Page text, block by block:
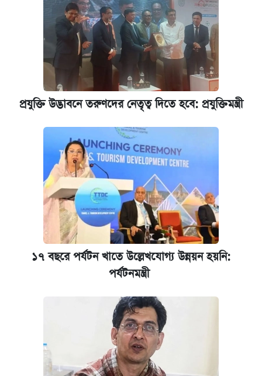
রাষ্ট্রবিরোধী কর্মকাণ্ড: ঢাবির কয়েকজন শিক্ষকের
বিরুদ্ধে ব্যবস্থা
আজকের বাজারে স্বর্ণের দাম (৬ আগস্ট)
আবেদন শুরু
প্রযুক্তি উদ্ভাবনে তরুণদের নেতৃত্ব দিতে হবে: প্রযুক্তিমন্ত্রী
১৭ বছরে পর্যটন খাতে উল্লেখযোগ্য উন্নয়ন হয়নি:
পর্যটনমন্ত্রী